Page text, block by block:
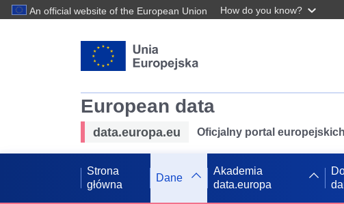
An official website of the European Union How do you know?
European data
data.europa.eu Oficjalny portal
Strona
główna
Dane
Akademia
data.europa